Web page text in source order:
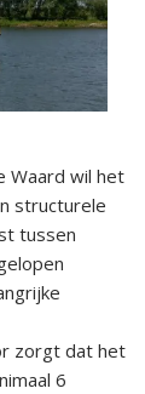
Waard wil het
structurele
tussen
zorgt dat het
6